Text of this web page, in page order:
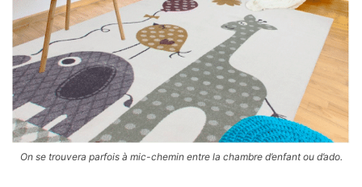
On se trouvera parfois à mic-chemin entre la chambre d’enfant ou d’ado.